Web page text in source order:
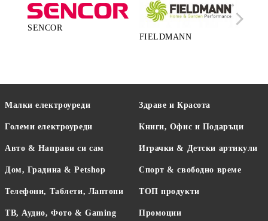
SENCOR
FIELDMANN
Малки електроуреди
Големи електроуреди
Авто & Направи си сам
Дом, Градина & Petshop
Телефони, Таблети, Лаптопи
ТВ, Аудио, Фото & Gaming
Здраве и Красота
Книги, Офис и Подаръци
Играчки & Детски артикули
Спорт & свободно време
ТОП продукти
Промоции